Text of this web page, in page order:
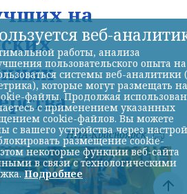
на
НИА-Красноярск
веб-
работы, анализа
пользовательского опыта на
системы веб-аналитики
которые могут размещать на
файлы. Продолжая
с применением указанных
cookie-файлов. Вы можете
с вашего устройства через
размещение cookie-
некоторые функции веб-сайта
в связи с технологическими
Подробнее